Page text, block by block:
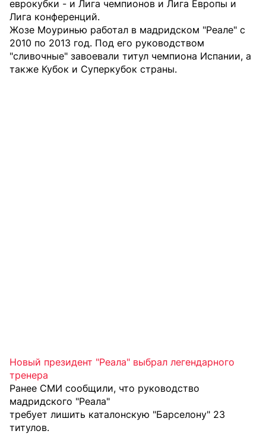
еврокубки - и Лига чемпионов и Лига Европы и
Лига конференций.
Жозе Моуринью работал в мадридском "Реале" с
2010 по 2013 год. Под его руководством
"сливочные" завоевали титул чемпиона Испании, а
также Кубок и Суперкубок страны.
Новый президент "Реала" выбрал легендарного
тренера
Ранее СМИ сообщили, что руководство
мадридского "Реала"
требует лишить каталонскую "Барселону" 23
титулов.